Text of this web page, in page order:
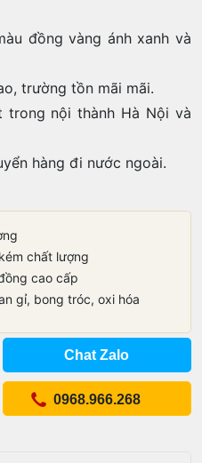
đồng vàng ánh xanh và
trường tồn mãi mãi.
nội thành Hà Nội và
hàng đi nước ngoài.
chất lượng
cao cấp
gỉ, bong tróc, oxi hóa
Chat Zalo
0968.966.268